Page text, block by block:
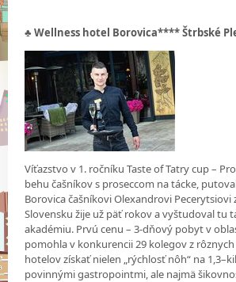
♣ Wellness hotel Borovica**** Štrbské
Víťazstvo v 1. ročníku Taste of Tatry cup –
behu čašníkov s proseccom na tácke,
Borovica čašníkovi Olexandrovi Pecerytsiovi
Slovensku žije už päť rokov a vyštudoval tu
akadémiu. Prvú cenu – 3-dňový pobyt v
pomohla v konkurencii 29 kolegov z
hotelov získať nielen „rýchlosť nôh“ na
povinnými gastropointmi, ale najmä